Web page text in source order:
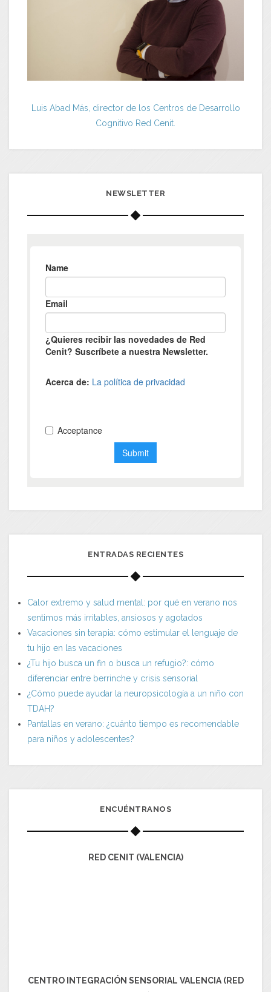
Luis Abad Más, director de los Centros de Desarrollo
Cognitivo Red Cenit.
NEWSLETTER
ENTRADAS RECIENTES
Calor extremo y salud mental: por qué en verano nos
sentimos más irritables, ansiosos y agotados
Vacaciones sin terapia: cómo estimular el lenguaje de
tu hijo en las vacaciones
¿Tu hijo busca un fin o busca un refugio?: cómo
diferenciar entre berrinche y crisis sensorial
¿Cómo puede ayudar la neuropsicología a un niño con
TDAH?
Pantallas en verano: ¿cuánto tiempo es recomendable
para niños y adolescentes?
ENCUÉNTRANOS
RED CENIT (VALENCIA)
CENTRO INTEGRACIÓN SENSORIAL VALENCIA (RED